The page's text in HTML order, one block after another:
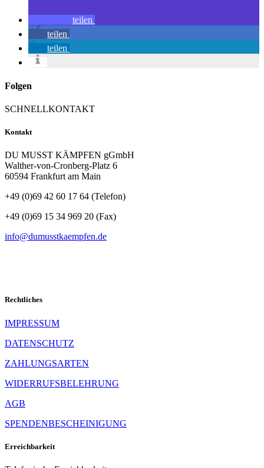
teilen
teilen
teilen
Folgen
SCHNELLKONTAKT
Kontakt
DU MUSST KÄMPFEN gGmbH
Walther-von-Cronberg-Platz 6
60594 Frankfurt am Main
+49 (0)69 42 60 17 64 (Telefon)
+49 (0)69 15 34 969 20 (Fax)
info@dumusstkaempfen.de
Rechtliches
IMPRESSUM
DATENSCHUTZ
ZAHLUNGSARTEN
WIDERRUFSBELEHRUNG
AGB
SPENDENBESCHEINIGUNG
Erreichbarkeit